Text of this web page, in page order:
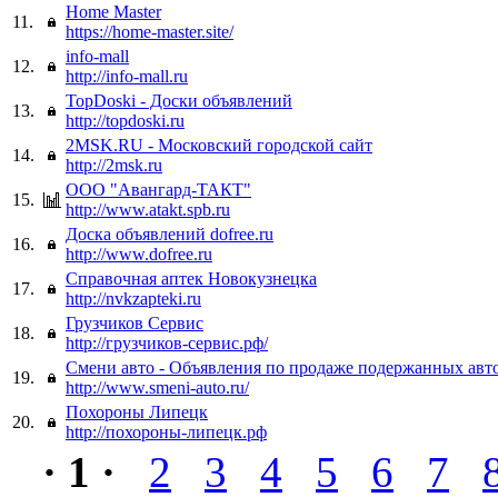
11.
Home Master
https://home-master.site/
12.
info-mall
http://info-mall.ru
13.
TopDoski - Доски объявлений
http://topdoski.ru
14.
2MSK.RU - Московский городской сайт
http://2msk.ru
15.
ООО "Авангард-ТАКТ"
http://www.atakt.spb.ru
16.
Доска объявлений dofree.ru
http://www.dofree.ru
17.
Справочная аптек Новокузнецка
http://nvkzapteki.ru
18.
Грузчиков Сервис
http://грузчиков-сервис.рф/
19.
Смени авто - Объявления по продаже подержанных
http://www.smeni-auto.ru/
20.
Похороны Липецк
http://похороны-липецк.рф
· 1 · 2 3 4 5 6 7